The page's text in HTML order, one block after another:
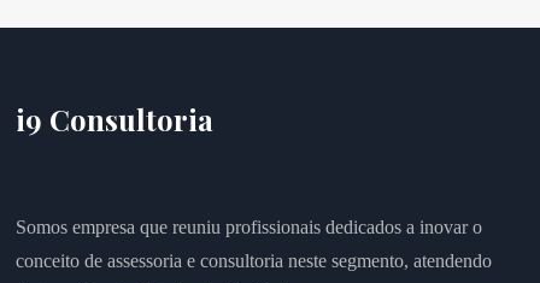
i9 Consultoria
Somos empresa que reuniu profissionais dedicados a inovar o
conceito de assessoria e consultoria neste segmento, atendendo